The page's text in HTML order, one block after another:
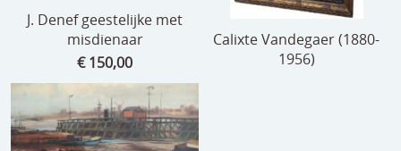
J. Denef geestelijke met
misdienaar
€ 150,00
Calixte Vandegaer (1880-
1956)